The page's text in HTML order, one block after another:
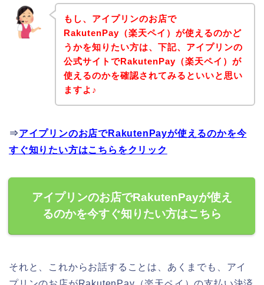
もし、アイプリンのお店で
RakutenPay（楽天ペイ）が使えるのかど
うかを知りたい方は、下記、アイプリンの
公式サイトでRakutenPay（楽天ペイ）が
使えるのかを確認されてみるといいと思い
ますよ♪
⇒アイプリンのお店でRakutenPayが使えるのかを今
すぐ知りたい方はこちらをクリック
アイプリンのお店でRakutenPayが使え
るのかを今すぐ知りたい方はこちら
それと、これからお話することは、あくまでも、アイ